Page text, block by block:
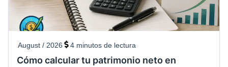
August / 2026 4 minutos de lectura
Cómo calcular tu patrimonio neto en